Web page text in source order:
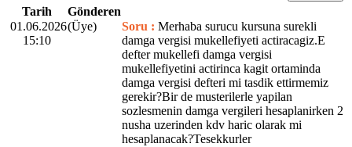
Tarih
Gönderen
01.06.2026
15:10
(Üye) Soru : Merhaba surucu kursuna surekli
damga vergisi mukellefiyeti actiracagiz.E
defter mukellefi damga vergisi
mukellefiyetini actirinca kagit ortaminda
damga vergisi defteri mi tasdik ettirmemiz
gerekir?Bir de musterilerle yapilan
sozlesmenin damga vergileri hesaplanirken 2
nusha uzerinden kdv haric olarak mi
hesaplanacak?Tesekkurler